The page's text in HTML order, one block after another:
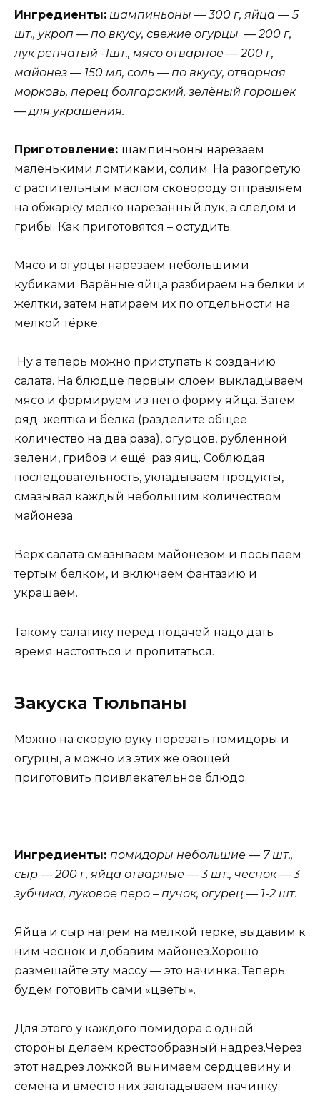
Ингредиенты: шампиньоны — 300 г, яйца — 5
шт., укроп — по вкусу, свежие огурцы — 200 г,
лук репчатый -1шт., мясо отварное — 200 г,
майонез — 150 мл, соль — по вкусу, отварная
морковь, перец болгарский, зелёный горошек
— для украшения.
Приготовление: шампиньоны нарезаем
маленькими ломтиками, солим. На разогретую
с растительным маслом сковороду отправляем
на обжарку мелко нарезанный лук, а следом и
грибы. Как приготовятся – остудить.
Мясо и огурцы нарезаем небольшими
кубиками. Варёные яйца разбираем на белки и
желтки, затем натираем их по отдельности на
мелкой тёрке.
Ну а теперь можно приступать к созданию
салата. На блюдце первым слоем выкладываем
мясо и формируем из него форму яйца. Затем
ряд желтка и белка (разделите общее
количество на два раза), огурцов, рубленной
зелени, грибов и ещё раз яиц. Соблюдая
последовательность, укладываем продукты,
смазывая каждый небольшим количеством
майонеза.
Верх салата смазываем майонезом и посыпаем
тертым белком, и включаем фантазию и
украшаем.
Такому салатику перед подачей надо дать
время настояться и пропитаться.
Закуска Тюльпаны
Можно на скорую руку порезать помидоры и
огурцы, а можно из этих же овощей
приготовить привлекательное блюдо.
Ингредиенты: помидоры небольшие — 7 шт.,
сыр — 200 г, яйца отварные — 3 шт., чеснок — 3
зубчика, луковое перо – пучок, огурец — 1-2 шт.
Яйца и сыр натрем на мелкой терке, выдавим к
ним чеснок и добавим майонез.Хорошо
размешайте эту массу — это начинка. Теперь
будем готовить сами «цветы».
Для этого у каждого помидора с одной
стороны делаем крестообразный надрез.Через
этот надрез ложкой вынимаем сердцевину и
семена и вместо них закладываем начинку.